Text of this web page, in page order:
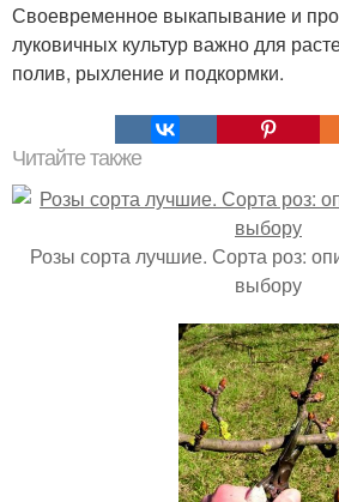
Своевременное выкапывание и
луковичных культур важно для
полив, рыхление и подкормки.
Читайте также
Розы сорта лучшие. Сорта роз:
выбору